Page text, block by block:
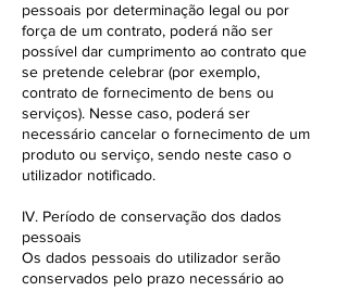
pessoais por determinação legal ou por
força de um contrato, poderá não ser
possível dar cumprimento ao contrato que
se pretende celebrar (por exemplo,
contrato de fornecimento de bens ou
serviços). Nesse caso, poderá ser
necessário cancelar o fornecimento de um
produto ou serviço, sendo neste caso o
utilizador notificado.
IV. Período de conservação dos dados
pessoais
Os dados pessoais do utilizador serão
conservados pelo prazo necessário ao